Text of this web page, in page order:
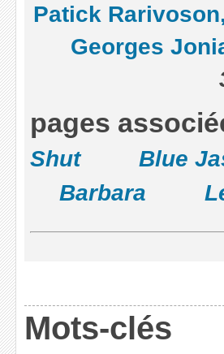
Patick
Georges
pages
Shut
Blue
Barbara
Mots-clés